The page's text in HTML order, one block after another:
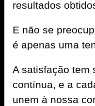
resultados
E não se
é apenas uma
A satisfação tem
contínua, e a
unem à nossa